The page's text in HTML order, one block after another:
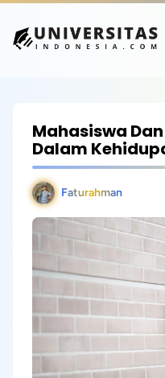
Mahasiswa
Dalam
Faturahman